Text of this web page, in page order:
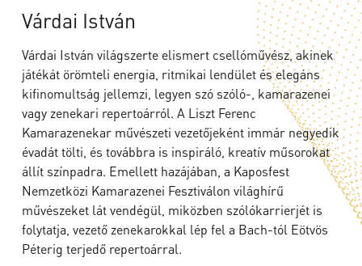
Várdai István
Várdai István világszerte elismert csellóművész, akinek
játékát örömteli energia, ritmikai lendület és elegáns
kifinomultság jellemzi, legyen szó szóló-, kamarazenei
vagy zenekari repertoárról. A Liszt Ferenc
Kamarazenekar művészeti vezetőjeként immár negyedik
évadát tölti, és továbbra is inspiráló, kreatív műsorokat
állít színpadra. Emellett hazájában, a Kaposfest
Nemzetközi Kamarazenei Fesztiválon világhírű
művészeket lát vendégül, miközben szólókarrierjét is
folytatja, vezető zenekarokkal lép fel a Bach-tól Eötvös
Péterig terjedő repertoárral.